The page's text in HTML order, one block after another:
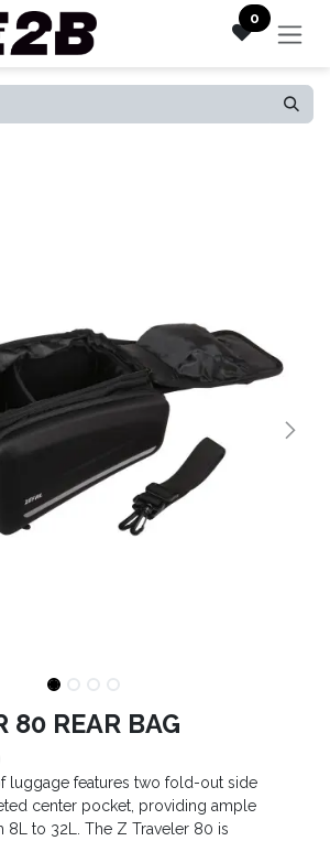
0
80 REAR BAG
luggage features two fold-out side
center pocket, providing ample
to 32L. The Z Traveler 80 is